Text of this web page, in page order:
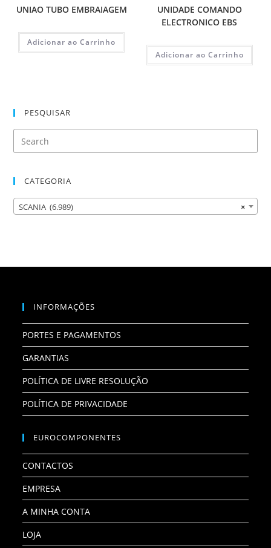
UNIAO TUBO EMBRAIAGEM
Adicionar ao Carrinho
UNIDADE COMANDO
ELECTRONICO EBS
Adicionar ao Carrinho
PESQUISAR
CATEGORIA
×
SCANIA (6.989)
INFORMAÇÕES
PORTES E PAGAMENTOS
GARANTIAS
POLÍTICA DE LIVRE RESOLUÇÃO
POLÍTICA DE PRIVACIDADE
EUROCOMPONENTES
CONTACTOS
EMPRESA
A MINHA CONTA
LOJA